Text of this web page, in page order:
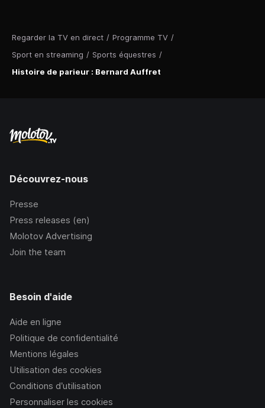
Regarder la TV en direct / Programme TV /
Sport en streaming / Sports équestres /
Histoire de parieur : Bernard Auffret
Découvrez-nous
Presse
Press releases (en)
Molotov Advertising
Join the team
Besoin d'aide
Aide en ligne
Politique de confidentialité
Mentions légales
Utilisation des cookies
Conditions d’utilisation
Personnaliser les cookies